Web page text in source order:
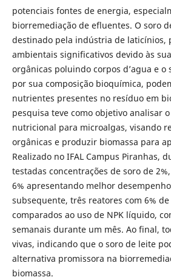
potenciais fontes de energia,
biorremediação de efluentes. O soro
destinado pela indústria de laticínios,
ambientais significativos devido às
orgânicas poluindo corpos d’agua e o
por sua composição bioquímica,
nutrientes presentes no resíduo em
pesquisa teve como objetivo analisar
nutricional para microalgas, visando
orgânicas e produzir biomassa para
Realizado no IFAL Campus Piranhas,
testadas concentrações de soro de
6% apresentando melhor
subsequente, três reatores com 6%
comparados ao uso de NPK líquido,
semanais durante um mês. Ao final,
vivas, indicando que o soro de leite
alternativa promissora na
biomassa.